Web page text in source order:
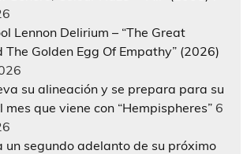
Lennon Delirium – “The Great
Golden Egg Of Empathy” (2026)
su alineación y se prepara para su
que viene con “Hempispheres” 6
un segundo adelanto de su próximo